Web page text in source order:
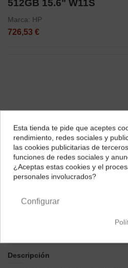
512GB 15.6" W11S
Marca: HP
726,53 €
Págalo a plazos con
Descripción
¿Dónde deseas
Selecciona tu ubicación para
impuestos correctos
Esta tienda te pide que aceptes
rendimiento, redes sociales y
las cookies publicitarias de
funciones de redes sociales y
¿Aceptas estas cookies y el
personales involucrados?
Configurar